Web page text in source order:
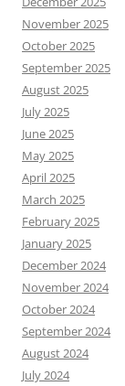
November 2025
October 2025
September 2025
August 2025
July 2025
June 2025
May 2025
April 2025
March 2025
February 2025
January 2025
December 2024
November 2024
October 2024
September 2024
August 2024
July 2024